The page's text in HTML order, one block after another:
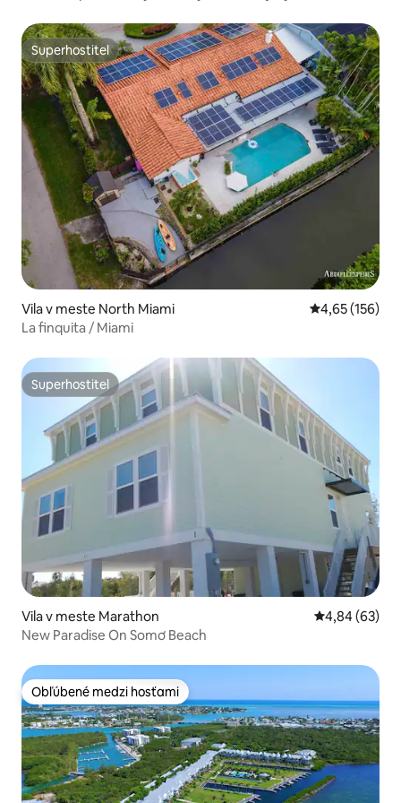
Superhostiteľ
Superhostiteľ
Vila v meste North Miami Priemerné
4,65 (156)
La finquita / Miami
Superhostiteľ
Superhostiteľ
Vila v meste Marathon Priemerné
4,84 (63)
New Paradise On Somơ Beach
Obľúbené medzi hosťami
Obľúbené medzi hosťami